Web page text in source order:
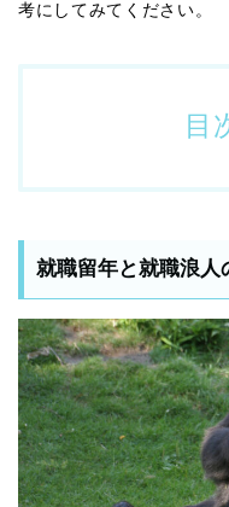
考にしてみてください。
目
就職留年と就職浪人